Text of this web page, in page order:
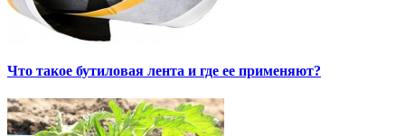
Что такое бутиловая лента и где ее применяют?